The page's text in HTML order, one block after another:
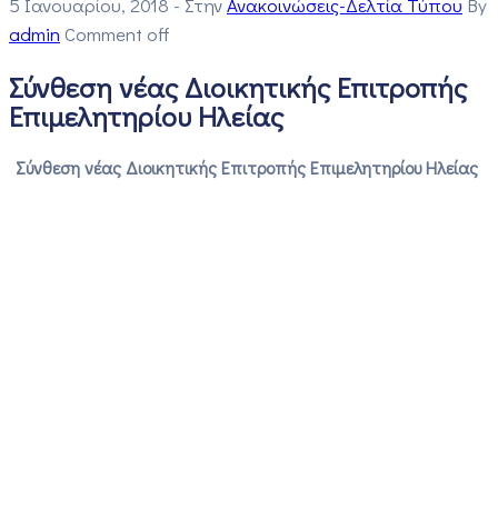
admin Comment off
Σύνθεση νέας Διοικητικής Επιτροπής
Επιμελητηρίου Ηλείας
Σύνθεση νέας Διοικητικής Επιτροπής Επιμελητηρίου Ηλείας